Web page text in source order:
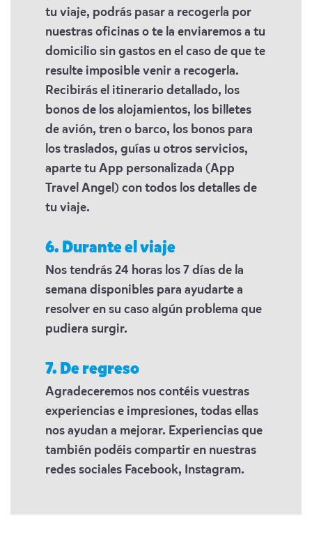
tu viaje, podrás pasar a recogerla por
nuestras oficinas o te la enviaremos a tu
domicilio sin gastos en el caso de que te
resulte imposible venir a recogerla.
Recibirás el itinerario detallado, los
bonos de los alojamientos, los billetes
de avión, tren o barco, los bonos para
los traslados, guías u otros servicios,
aparte tu App personalizada (App
Travel Angel) con todos los detalles de
tu viaje.
6. Durante el viaje
Nos tendrás 24 horas los 7 días de la
semana disponibles para ayudarte a
resolver en su caso algún problema que
pudiera surgir.
7. De regreso
Agradeceremos nos contéis vuestras
experiencias e impresiones, todas ellas
nos ayudan a mejorar. Experiencias que
también podéis compartir en nuestras
redes sociales Facebook, Instagram.